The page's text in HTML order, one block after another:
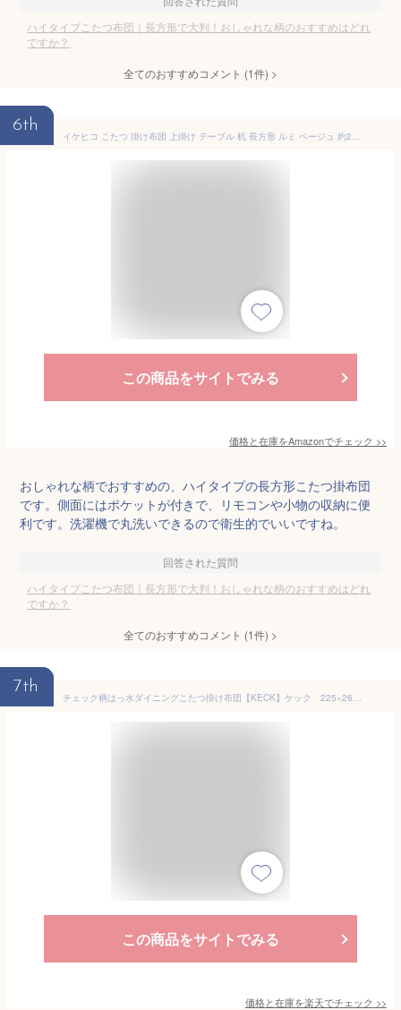
ハイタイプこたつ布団｜長方形で大判！おしゃれな柄のおすすめはどれ
ですか？
全てのおすすめコメント (1件) >
6th
イケヒコ こたつ 掛け布団 上掛け テーブル 机 長方形 ルミ ベージュ 約225×295cm ハイタイプ フランネル 洗濯機で丸洗い可能 なめらか 収納ポケット付 ズレ軽減の金具通しの穴付 暖かい空気を逃がしにくい 大判サイズ ＃1182230027730
この商品をサイトでみる
価格と在庫をAmazonでチェック >>
おしゃれな柄でおすすめの、ハイタイプの長方形こたつ掛布団
です。側面にはポケットが付きで、リモコンや小物の収納に便
利です。洗濯機で丸洗いできるので衛生的でいいですね。
回答された質問
ハイタイプこたつ布団｜長方形で大判！おしゃれな柄のおすすめはどれ
ですか？
全てのおすすめコメント (1件) >
7th
チェック柄はっ水ダイニングこたつ掛け布団【KECK】ケック 225×265cm【※こたつ本体・敷き布団は付属しません】[00]
この商品をサイトでみる
価格と在庫を楽天でチェック >>